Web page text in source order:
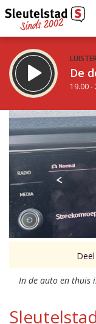
De
19.00 -
STRAKS:
De avond van
21.00 - 0.00 uur
Vorig uur
In de auto en thuis